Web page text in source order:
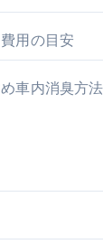
用の目安
車内消臭方法